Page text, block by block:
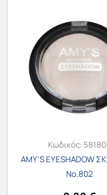
Κωδικός:
AMY’S EYESHADOW
No.802